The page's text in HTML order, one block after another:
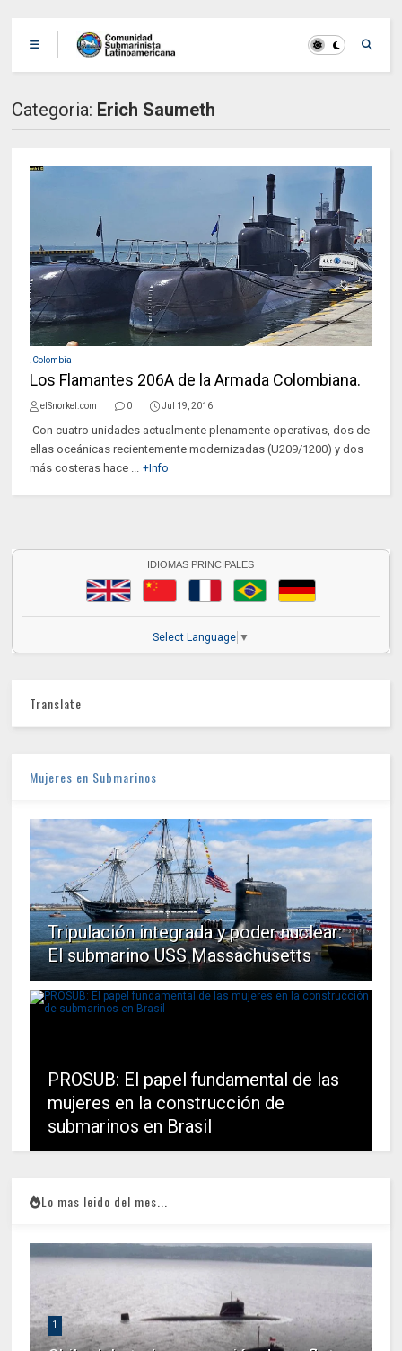
Categoria: Erich Saumeth
.Colombia
Los Flamantes 206A de la Armada Colombiana.
elSnorkel.com 0 Jul 19, 2016
Con cuatro unidades actualmente plenamente operativas, dos de
ellas oceánicas recientemente modernizadas (U209/1200) y dos
más costeras hace ... +Info
IDIOMAS PRINCIPALES
Select Language ▼
Translate
Mujeres en Submarinos
Tripulación integrada y poder nuclear:
El submarino USS Massachusetts
PROSUB: El papel fundamental de las
mujeres en la construcción de
submarinos en Brasil
Lo mas leido del mes...
1